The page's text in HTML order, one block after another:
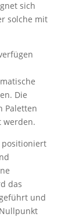
sich
solche mit
Die
Paletten
werden.
positioniert
das
und